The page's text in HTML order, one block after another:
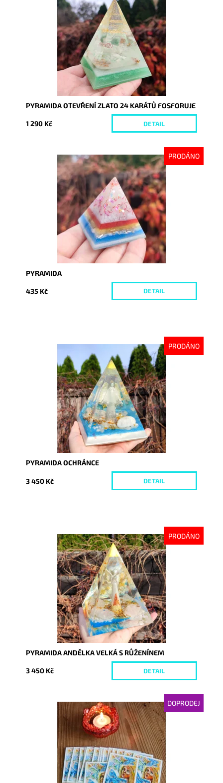
Dostupnost:
Vyprodáno
7522
PYRAMIDA OTEVŘENÍ ZLATO 24 KARÁTŮ FOSFORUJE
1 290 Kč DETAIL
PRODÁNO
Dostupnost:
Vyprodáno
7527
PYRAMIDA
435 Kč DETAIL
PRODÁNO
Dostupnost:
Vyprodáno
7564
PYRAMIDA OCHRÁNCE
3 450 Kč DETAIL
PRODÁNO
Dostupnost:
Vyprodáno
7603
PYRAMIDA ANDĚLKA VELKÁ S RŮŽENÍNEM
3 450 Kč DETAIL
DOPRODEJ
Skladem
7630